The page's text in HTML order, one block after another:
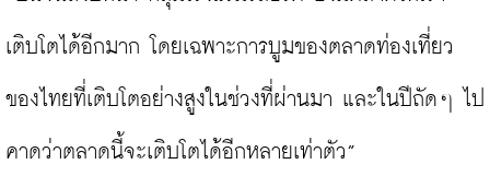
เติบโตได้อีกมาก โดยเฉพาะการบูมของตลาดท่องเที่ยว
ของไทยที่เติบโตอย่างสูงในช่วงที่ผ่านมา และในปีถัดๆ ไป
คาดว่าตลาดนี้จะเติบโตได้อีกหลายเท่าตัว”